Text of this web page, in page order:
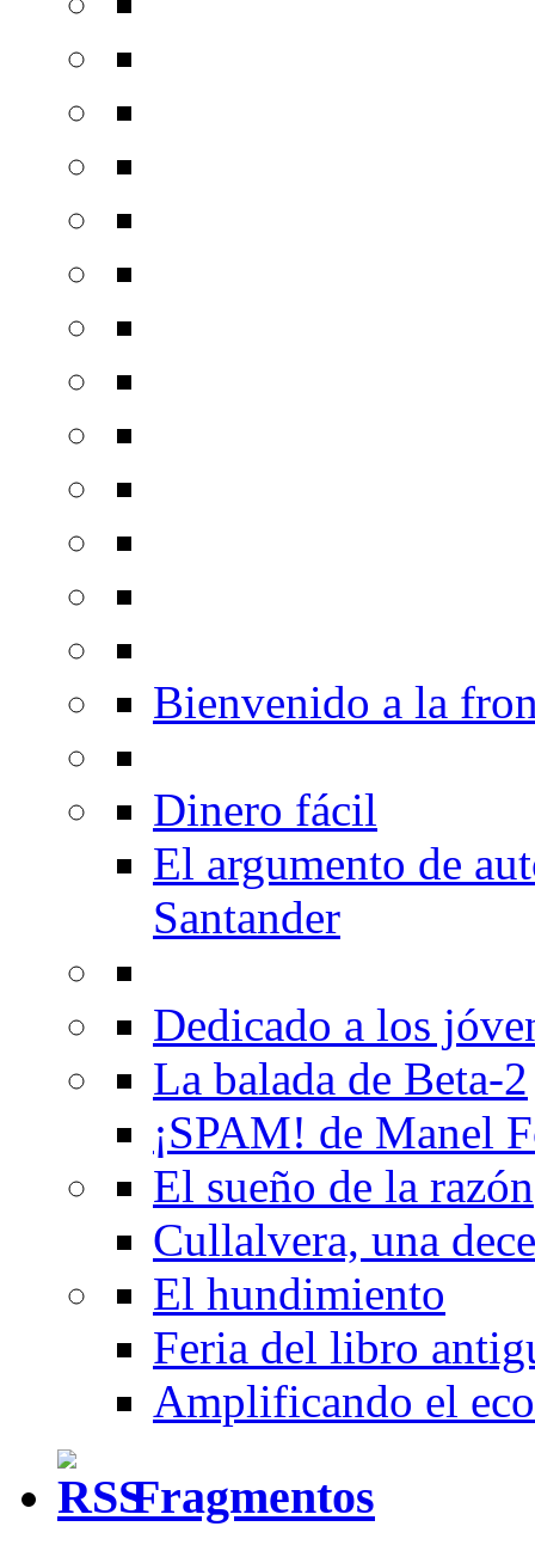
Bienvenido a la
Dinero fácil
El argumento de
Santander
Dedicado a los
La balada de Beta-2
¡SPAM! de Manel
El sueño de la razón
Cullalvera, una
El hundimiento
Feria del libro
Amplificando el
Fragmentos